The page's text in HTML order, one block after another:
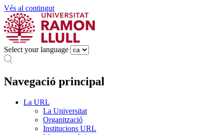
Vés al contingut
Select your language
Navegació principal
La URL
La Universitat
Organització
Institucions URL